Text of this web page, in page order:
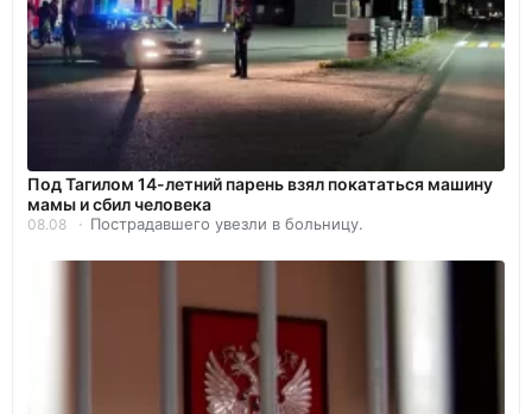
Под Тагилом 14-летний парень взял покататься машину
мамы и сбил человека
08.08 Пострадавшего увезли в больницу.